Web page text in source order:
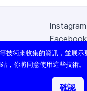
Instagram
Facebook
X
Youtube
Lomography
技術來收集的資訊，並展
，你將同意使用這些技術。
確認